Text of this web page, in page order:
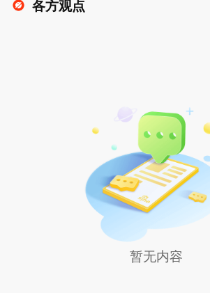
各方观点
暂无内容